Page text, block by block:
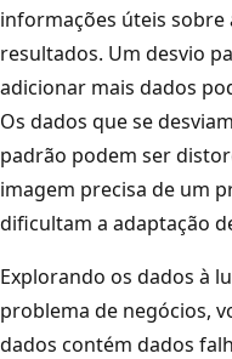
informações úteis sobre
resultados. Um desvio
adicionar mais dados
Os dados que se
padrão podem ser
imagem precisa de um
dificultam a adaptação
Explorando os dados à
problema de negócios,
dados contém dados